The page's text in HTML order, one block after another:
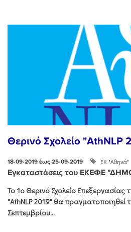
Θερινό Σχολείο "AthNLP
18-09-2019 έως 25-09-2019 ΕΚ "Αθηνά"
Εγκαταστάσεις του ΕΚΕΦΕ
Το 1ο Θερινό Σχολείο
"AthNLP 2019" θα πραγματοποιηθεί
Σεπτεμβρίου...